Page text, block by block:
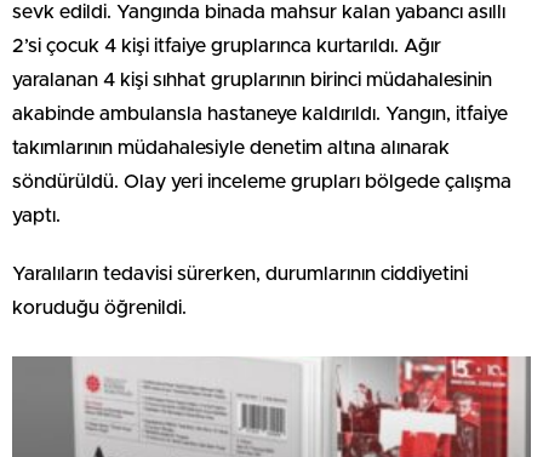
sevk edildi. Yangında binada mahsur kalan yabancı asıllı
2’si çocuk 4 kişi itfaiye gruplarınca kurtarıldı. Ağır
yaralanan 4 kişi sıhhat gruplarının birinci müdahalesinin
akabinde ambulansla hastaneye kaldırıldı. Yangın, itfaiye
takımlarının müdahalesiyle denetim altına alınarak
söndürüldü. Olay yeri inceleme grupları bölgede çalışma
yaptı.
Yaralıların tedavisi sürerken, durumlarının ciddiyetini
koruduğu öğrenildi.